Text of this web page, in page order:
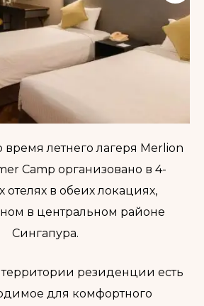
летнего лагеря Merlion
Camp организовано в 4-
отелях в обеих локациях,
в центральном районе
Сингапура.
резиденции есть
для комфортного